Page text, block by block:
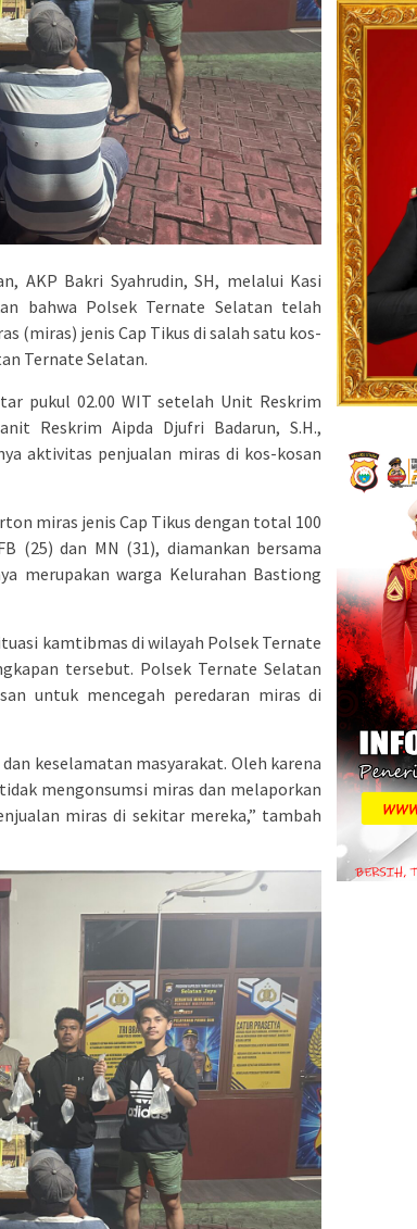
AKP Bakri Syahrudin, SH, melalui Kasi
bahwa Polsek Ternate Selatan telah
(miras) jenis Cap Tikus di salah satu kos-
Ternate Selatan.
pukul 02.00 WIT setelah Unit Reskrim
Reskrim Aipda Djufri Badarun, S.H.,
aktivitas penjualan miras di kos-kosan
miras jenis Cap Tikus dengan total 100
(25) dan MN (31), diamankan bersama
merupakan warga Kelurahan Bastiong
kamtibmas di wilayah Polsek Ternate
tersebut. Polsek Ternate Selatan
untuk mencegah peredaran miras di
keselamatan masyarakat. Oleh karena
mengonsumsi miras dan melaporkan
miras di sekitar mereka,” tambah